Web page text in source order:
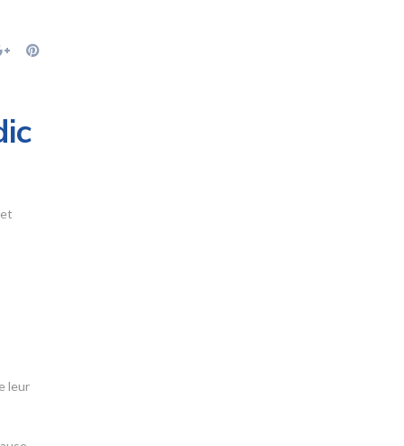
leur